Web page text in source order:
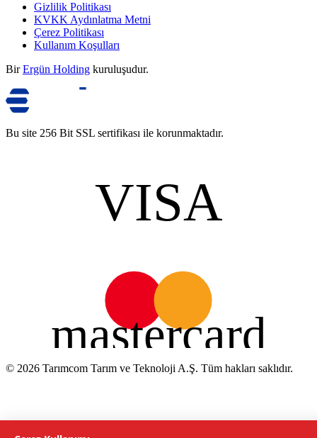
Gizlilik Politikası
KVKK Aydınlatma Metni
Çerez Politikası
Kullanım Koşulları
Bir Ergün Holding kuruluşudur.
Bu site 256 Bit SSL sertifikası ile korunmaktadır.
VISA
mastercard
© 2026 Tarımcom Tarım ve Teknoloji A.Ş. Tüm hakları saklıdır.